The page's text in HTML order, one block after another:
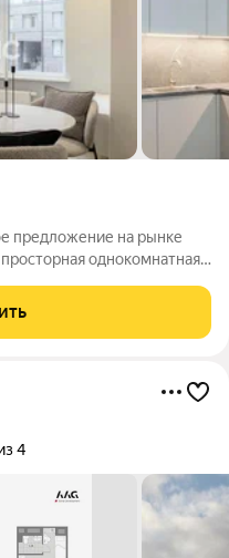
предложение на рынке
я линия Васильевского
4